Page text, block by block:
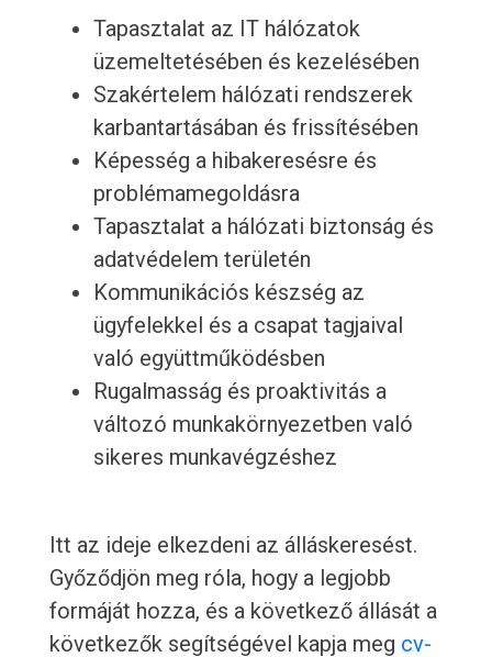
Tapasztalat az IT hálózatok
üzemeltetésében és kezelésében
Szakértelem hálózati rendszerek
karbantartásában és frissítésében
Képesség a hibakeresésre és
problémamegoldásra
Tapasztalat a hálózati biztonság és
adatvédelem területén
Kommunikációs készség az
ügyfelekkel és a csapat tagjaival
való együttműködésben
Rugalmasság és proaktivitás a
változó munkakörnyezetben való
sikeres munkavégzéshez
Itt az ideje elkezdeni az álláskeresést.
Győződjön meg róla, hogy a legjobb
formáját hozza, és a következő állását a
következők segítségével kapja meg cv-